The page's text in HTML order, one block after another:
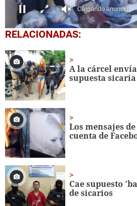
0
seconds
0
seconds
Cargando anuncio
RELACIONADAS:
A la cárcel
supuesta sicaria
Los mensajes
cuenta de
Cae supuesto
de sicarios